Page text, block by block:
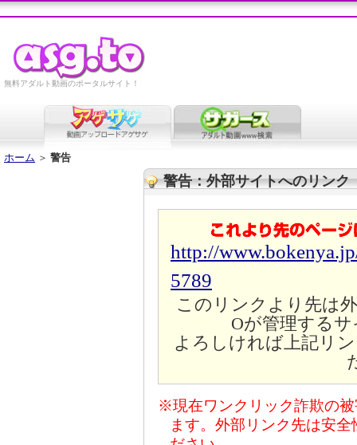
無料アダルト動画のポータルサイト！
ホーム ＞ 警告
警告：外部サイトへのリンク
http://
5789
このリンクより先は
Oが管理する
よろしければ上記リ
※現在ワンクリック詐欺の
ます。外部リンク先は安